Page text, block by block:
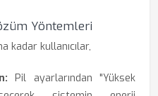
Yöntemleri
kadar kullanıcılar,
Pil ayarlarından "Yüksek